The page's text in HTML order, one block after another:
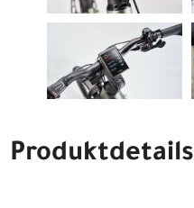
Produktdetails